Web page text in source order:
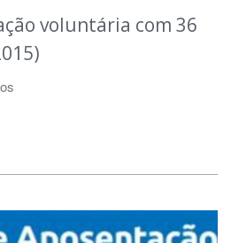
voluntária com 36